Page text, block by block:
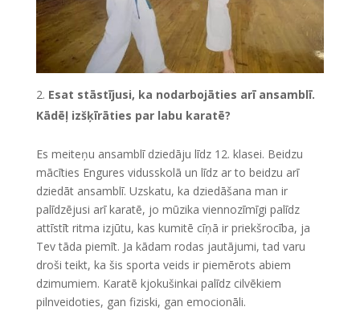
Esat stāstījusi, ka nodarbojāties arī ansamblī.
Kādēļ izšķīrāties par labu karatē?
Es meiteņu ansamblī dziedāju līdz 12. klasei. Beidzu
mācīties Engures vidusskolā un līdz ar to beidzu arī
dziedāt ansamblī. Uzskatu, ka dziedāšana man ir
palīdzējusi arī karatē, jo mūzika viennozīmīgi palīdz
attīstīt ritma izjūtu, kas kumitē cīņā ir priekšrocība, ja
Tev tāda piemīt. Ja kādam rodas jautājumi, tad varu
droši teikt, ka šis sporta veids ir piemērots abiem
dzimumiem. Karatē kjokušinkai palīdz cilvēkiem
pilnveidoties, gan fiziski, gan emocionāli.